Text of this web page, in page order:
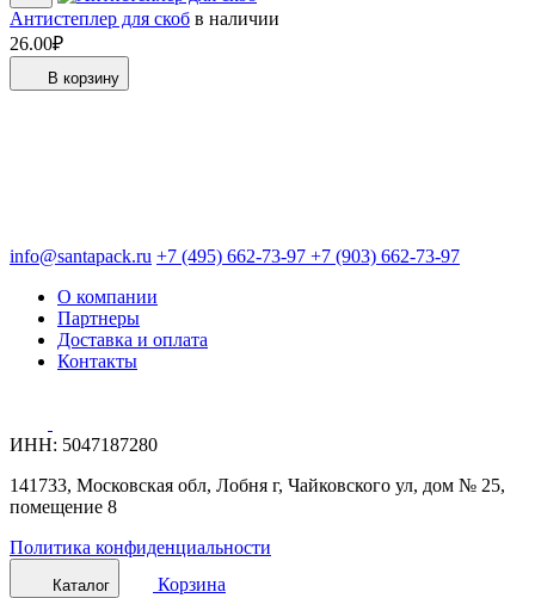
Антистеплер для скоб в наличии
26.00₽
В корзину
info@santapack.ru +7 (495) 662-73-97 +7 (903) 662-73-97
О компании
Партнеры
Доставка и оплата
Контакты
ИНН: 5047187280
141733, Московская обл, Лобня г, Чайковского ул, дом № 25,
помещение 8
Политика конфиденциальности
Каталог
Корзина